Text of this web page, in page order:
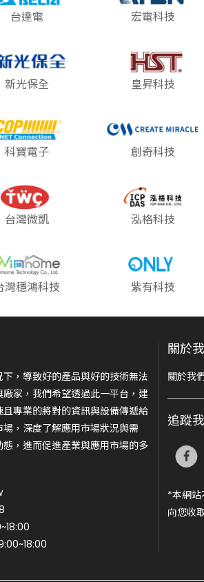
台達電 宏電科技
新光保全 皇昇科技
科寶電子 創奇科技
台灣微凱 泓格科技
灣穩鴻科技 紫有科技
，導致好的產品與好的技術無法
家，我們希望透過此一平台，建
專業的將對的資訊與設備傳遞給
，深度了解應用市場狀況與需
，進而促進產業與應用市場的多
關於
關於我
追蹤
*本網站
向您收